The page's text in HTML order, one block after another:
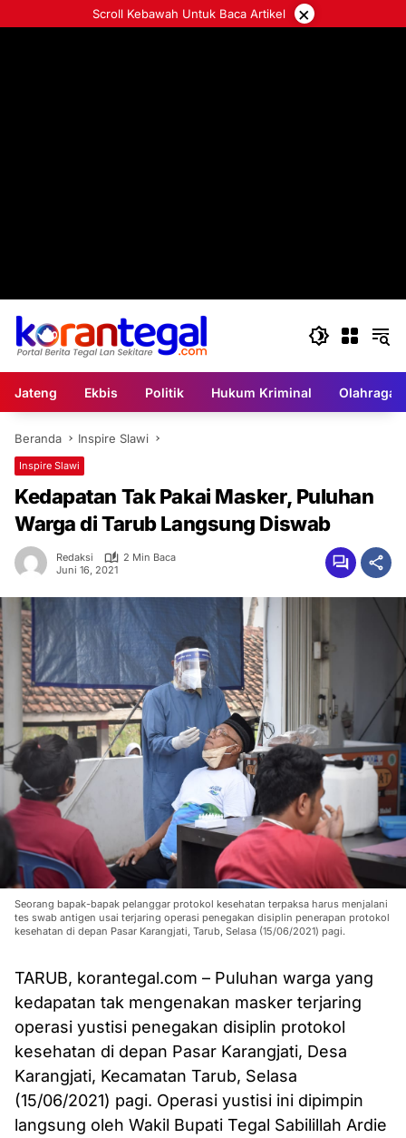
ke
Scroll Kebawah Untuk Baca Artikel ×
Jateng Ekbis Politik Hukum Kriminal Olahraga
Beranda Inspire Slawi
Inspire Slawi
Kedapatan Tak Pakai Masker, Puluhan
Warga di Tarub Langsung Diswab
Redaksi
2 Min Baca
Juni 16, 2021
Seorang bapak-bapak pelanggar protokol kesehatan terpaksa harus menjalani
tes swab antigen usai terjaring operasi penegakan disiplin penerapan protokol
kesehatan di depan Pasar Karangjati, Tarub, Selasa (15/06/2021) pagi.
TARUB, korantegal.com – Puluhan warga yang
kedapatan tak mengenakan masker terjaring
operasi yustisi penegakan disiplin protokol
kesehatan di depan Pasar Karangjati, Desa
Karangjati, Kecamatan Tarub, Selasa
(15/06/2021) pagi. Operasi yustisi ini dipimpin
langsung oleh Wakil Bupati Tegal Sabilillah Ardie